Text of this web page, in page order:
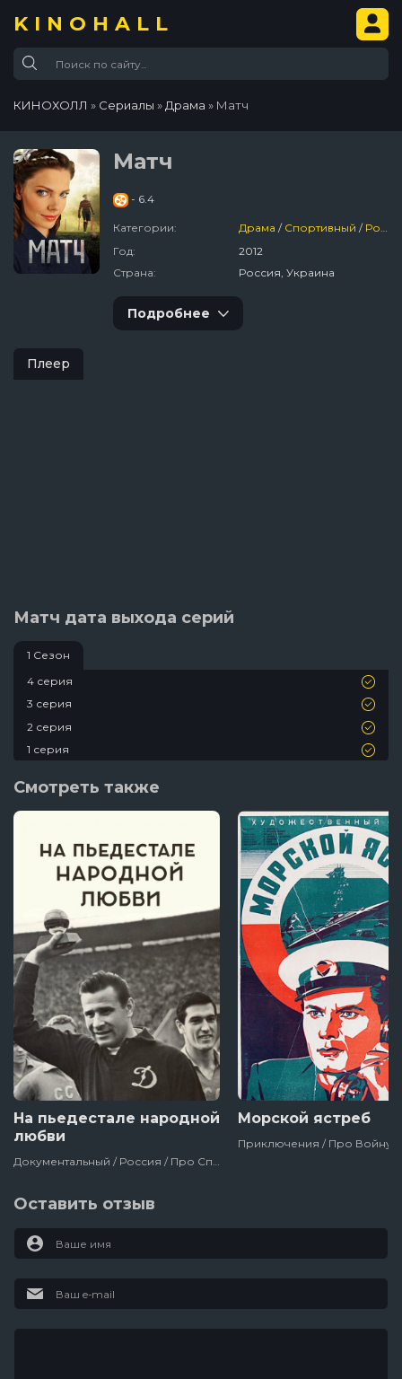
KINOHALL
КИНОХОЛЛ » Сериалы » Драма » Матч
Матч
- 6.4
Категории: Драма / Спортивный / Россия
Год:
2012
Страна:
Россия, Украина
Подробнее
Плеер
Матч дата выхода серий
1 Сезон
4 серия
3 серия
2 серия
1 серия
Смотреть также
На пьедестале народной
любви
Морской ястреб
Оставить отзыв